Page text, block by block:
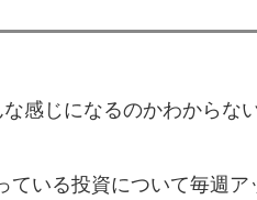
感じになるのかわからな
いる投資について毎週ア